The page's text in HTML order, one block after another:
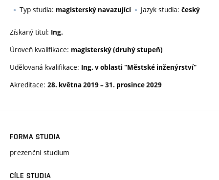
Typ studia: magisterský navazující Jazyk studia: český
Získaný titul: Ing.
Úroveň kvalifikace: magisterský (druhý stupeň)
Udělovaná kvalifikace: Ing. v oblasti "Městské inženýrství"
Akreditace: 28. května 2019–31. prosince 2029
FORMA STUDIA
prezenční studium
CÍLE STUDIA